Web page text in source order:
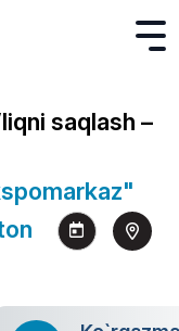
saqlash –